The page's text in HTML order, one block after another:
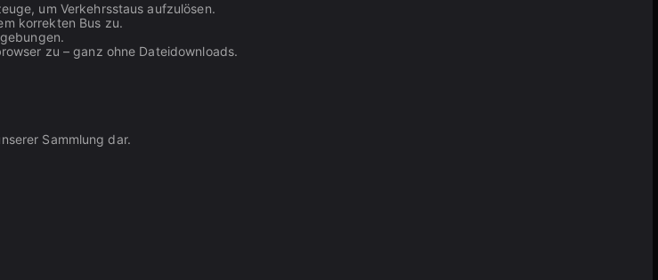
um Verkehrsstaus aufzulösen.
korrekten Bus zu.
zu – ganz ohne Dateidownloads.
Sammlung dar.